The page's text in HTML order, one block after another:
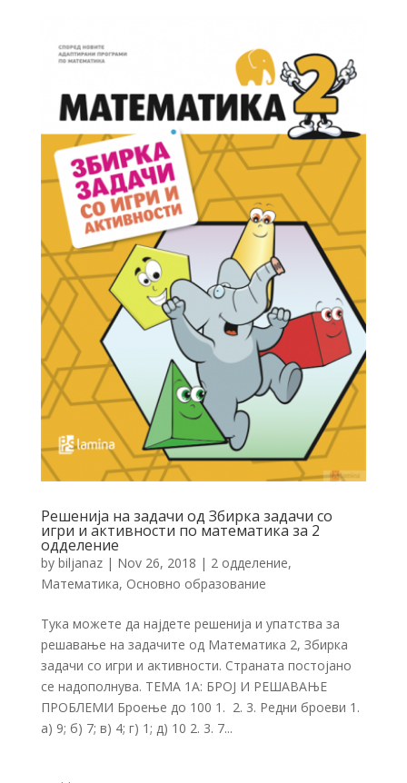
Решенија на задачи од Збирка задачи со
игри и активности по математика за 2
одделение
by biljanaz| Nov 26, 2018 | 2 одделение,
Математика, Основно образование
Тука можете да најдете решенија и упатства за
решавање на задачите од Математика 2, Збирка
задачи со игри и активности. Страната постојано
се надополнува. ТЕМА 1А: БРОЈ И РЕШАВАЊЕ
ПРОБЛЕМИ Броење до 100 1. 2. 3. Редни броеви 1.
а) 9; б) 7; в) 4; г) 1; д) 10 2. 3. 7...